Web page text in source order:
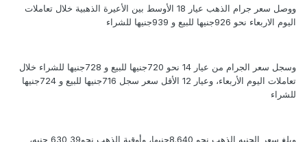
ووصل سعر جرام الذهب عيار 18 الأوسط بين الأعيرة الذهبية خلال تعاملات
اليوم الاربعاء نحو 926جنيها للبيع و 939جنيها للشراء
وسجل سعر الجرام من عيار 14 نحو 720جنيها للبيع و 728جنيها للشراء خلال
تعاملات اليوم الأربعاء، وعيار 12 الأقل سعر سجل 716جنيها للبيع و 724جنيها
للشراء
وبلغ سعر الجنيه الذهب نحو 8.640جنيها، وأوقية الذهب نحو39 630 جنيه،